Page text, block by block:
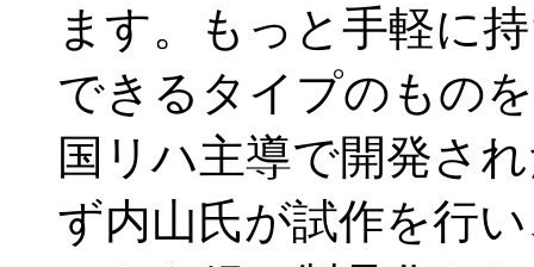
ます。もっと手軽に
できるタイプのもの
国リハ主導で開発さ
ず内山氏が試作を行